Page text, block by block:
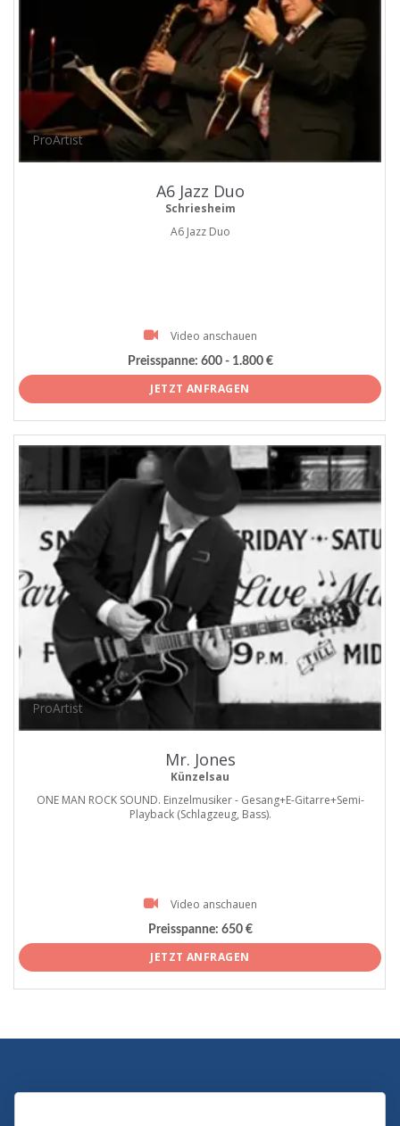
ProArtist
A6 Jazz Duo
Schriesheim
A6 Jazz Duo
Video anschauen
Preisspanne: 600 - 1.800 €
JETZT ANFRAGEN
ProArtist
Mr. Jones
Künzelsau
ONE MAN ROCK SOUND. Einzelmusiker - Gesang+E-Gitarre+Semi-
Playback (Schlagzeug, Bass).
Video anschauen
Preisspanne: 650 €
JETZT ANFRAGEN